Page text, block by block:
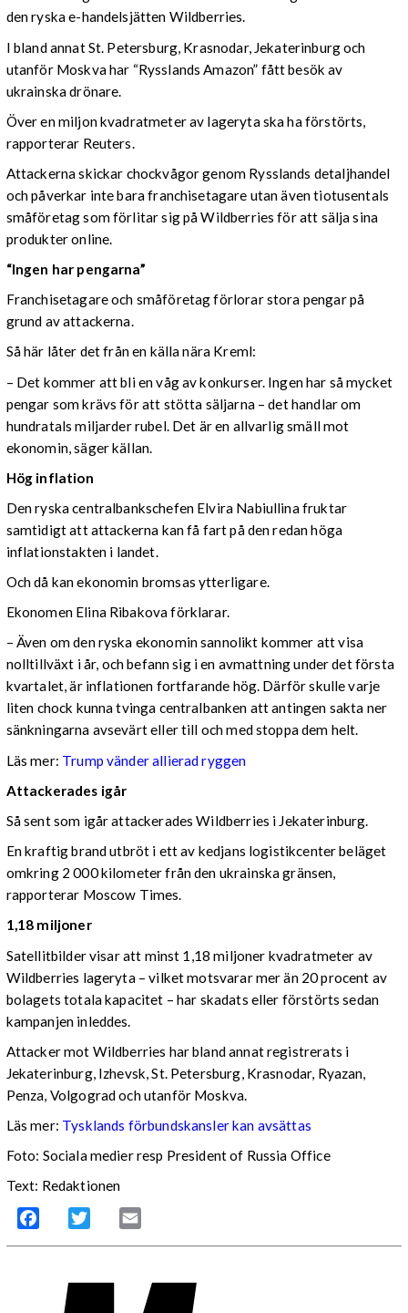
den ryska e-handelsjätten Wildberries.
I bland annat St. Petersburg, Krasnodar, Jekaterinburg och
utanför Moskva har “Rysslands Amazon” fått besök av
ukrainska drönare.
Över en miljon kvadratmeter av lageryta ska ha förstörts,
rapporterar Reuters.
Attackerna skickar chockvågor genom Rysslands detaljhandel
och påverkar inte bara franchisetagare utan även tiotusentals
småföretag som förlitar sig på Wildberries för att sälja sina
produkter online.
“Ingen har pengarna”
Franchisetagare och småföretag förlorar stora pengar på
grund av attackerna.
Så här låter det från en källa nära Kreml:
– Det kommer att bli en våg av konkurser. Ingen har så mycket
pengar som krävs för att stötta säljarna – det handlar om
hundratals miljarder rubel. Det är en allvarlig smäll mot
ekonomin, säger källan.
Hög inflation
Den ryska centralbankschefen Elvira Nabiullina fruktar
samtidigt att attackerna kan få fart på den redan höga
inflationstakten i landet.
Och då kan ekonomin bromsas ytterligare.
Ekonomen Elina Ribakova förklarar.
– Även om den ryska ekonomin sannolikt kommer att visa
nolltillväxt i år, och befann sig i en avmattning under det första
kvartalet, är inflationen fortfarande hög. Därför skulle varje
liten chock kunna tvinga centralbanken att antingen sakta ner
sänkningarna avsevärt eller till och med stoppa dem helt.
Läs mer: Trump vänder allierad ryggen
Attackerades igår
Så sent som igår attackerades Wildberries i Jekaterinburg.
En kraftig brand utbröt i ett av kedjans logistikcenter beläget
omkring 2 000 kilometer från den ukrainska gränsen,
rapporterar Moscow Times.
1,18 miljoner
Satellitbilder visar att minst 1,18 miljoner kvadratmeter av
Wildberries lageryta – vilket motsvarar mer än 20 procent av
bolagets totala kapacitet – har skadats eller förstörts sedan
kampanjen inleddes.
Attacker mot Wildberries har bland annat registrerats i
Jekaterinburg, Izhevsk, St. Petersburg, Krasnodar, Ryazan,
Penza, Volgograd och utanför Moskva.
Läs mer: Tysklands förbundskansler kan avsättas
Foto: Sociala medier resp President of Russia Office
Text: Redaktionen
Facebook Twitter